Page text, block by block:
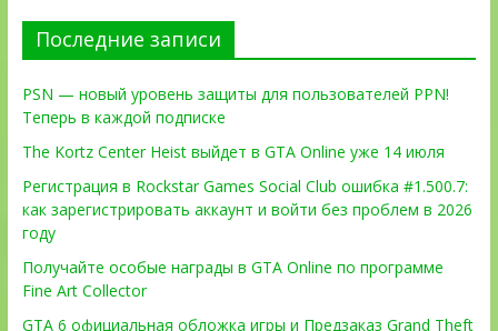
Последние записи
PSN — новый уровень защиты для пользователей PPN!
Теперь в каждой подписке
The Kortz Center Heist выйдет в GTA Online уже 14 июля
Регистрация в Rockstar Games Social Club ошибка #1.500.7:
как зарегистрировать аккаунт и войти без проблем в 2026
году
Получайте особые награды в GTA Online по программе
Fine Art Collector
GTA 6 официальная обложка игры и Предзаказ Grand Theft